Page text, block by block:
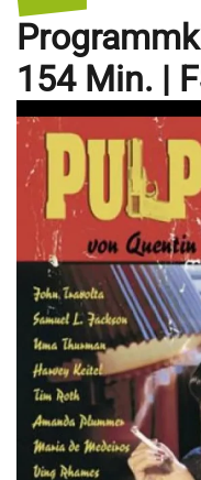
154 Min. |